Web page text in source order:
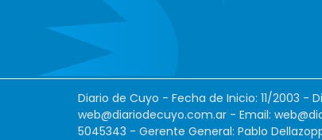
Diario de Cuyo - Fecha de Inicio: 11/2003 -
web@diariodecuyo.com.ar - Email:
5045343 - Gerente General: Pablo